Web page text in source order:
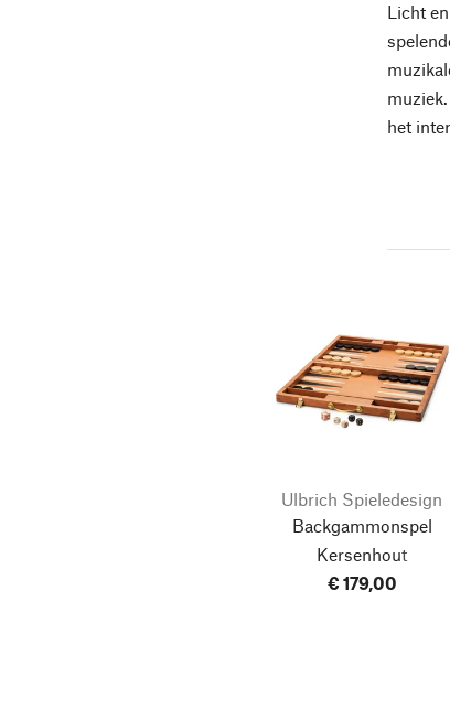
Licht
het
Ulbrich Spieledesign
Backgammonspel
Kersenhout
€ 179,00